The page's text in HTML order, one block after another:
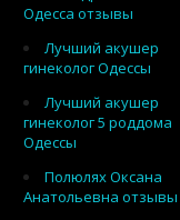
Одесса отзывы
Лучший акушер
гинеколог Одессы
Лучший акушер
гинеколог 5 роддома
Одессы
Полюлях Оксана
Анатольевна отзывы